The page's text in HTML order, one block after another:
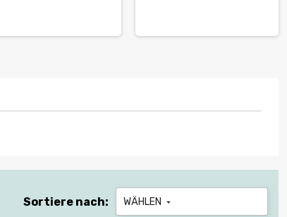
Sortiere nach: WÄHLEN 